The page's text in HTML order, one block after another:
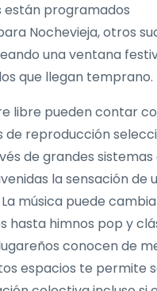
están programados
Nochevieja, otros
una ventana
que llegan temprano.
libre pueden contar
de reproducción
de grandes sistemas
la sensación de
música puede
hasta himnos pop y
conocen de
espacios te permite